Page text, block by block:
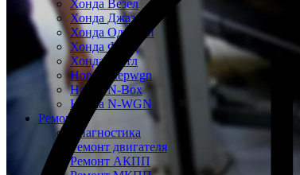
Хонда Везел
Хонда Джаз
Хонда Одиссей
Хонда Фрид
Хонда Шатл
Honda Stepwgn
Honda N-Box
Honda N-WGN
Ремонт
Диагностика
Ремонт двигателя
Ремонт АКПП